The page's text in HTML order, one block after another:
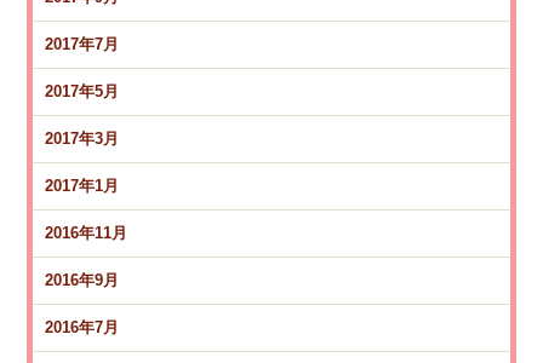
2017年7月
2017年5月
2017年3月
2017年1月
2016年11月
2016年9月
2016年7月